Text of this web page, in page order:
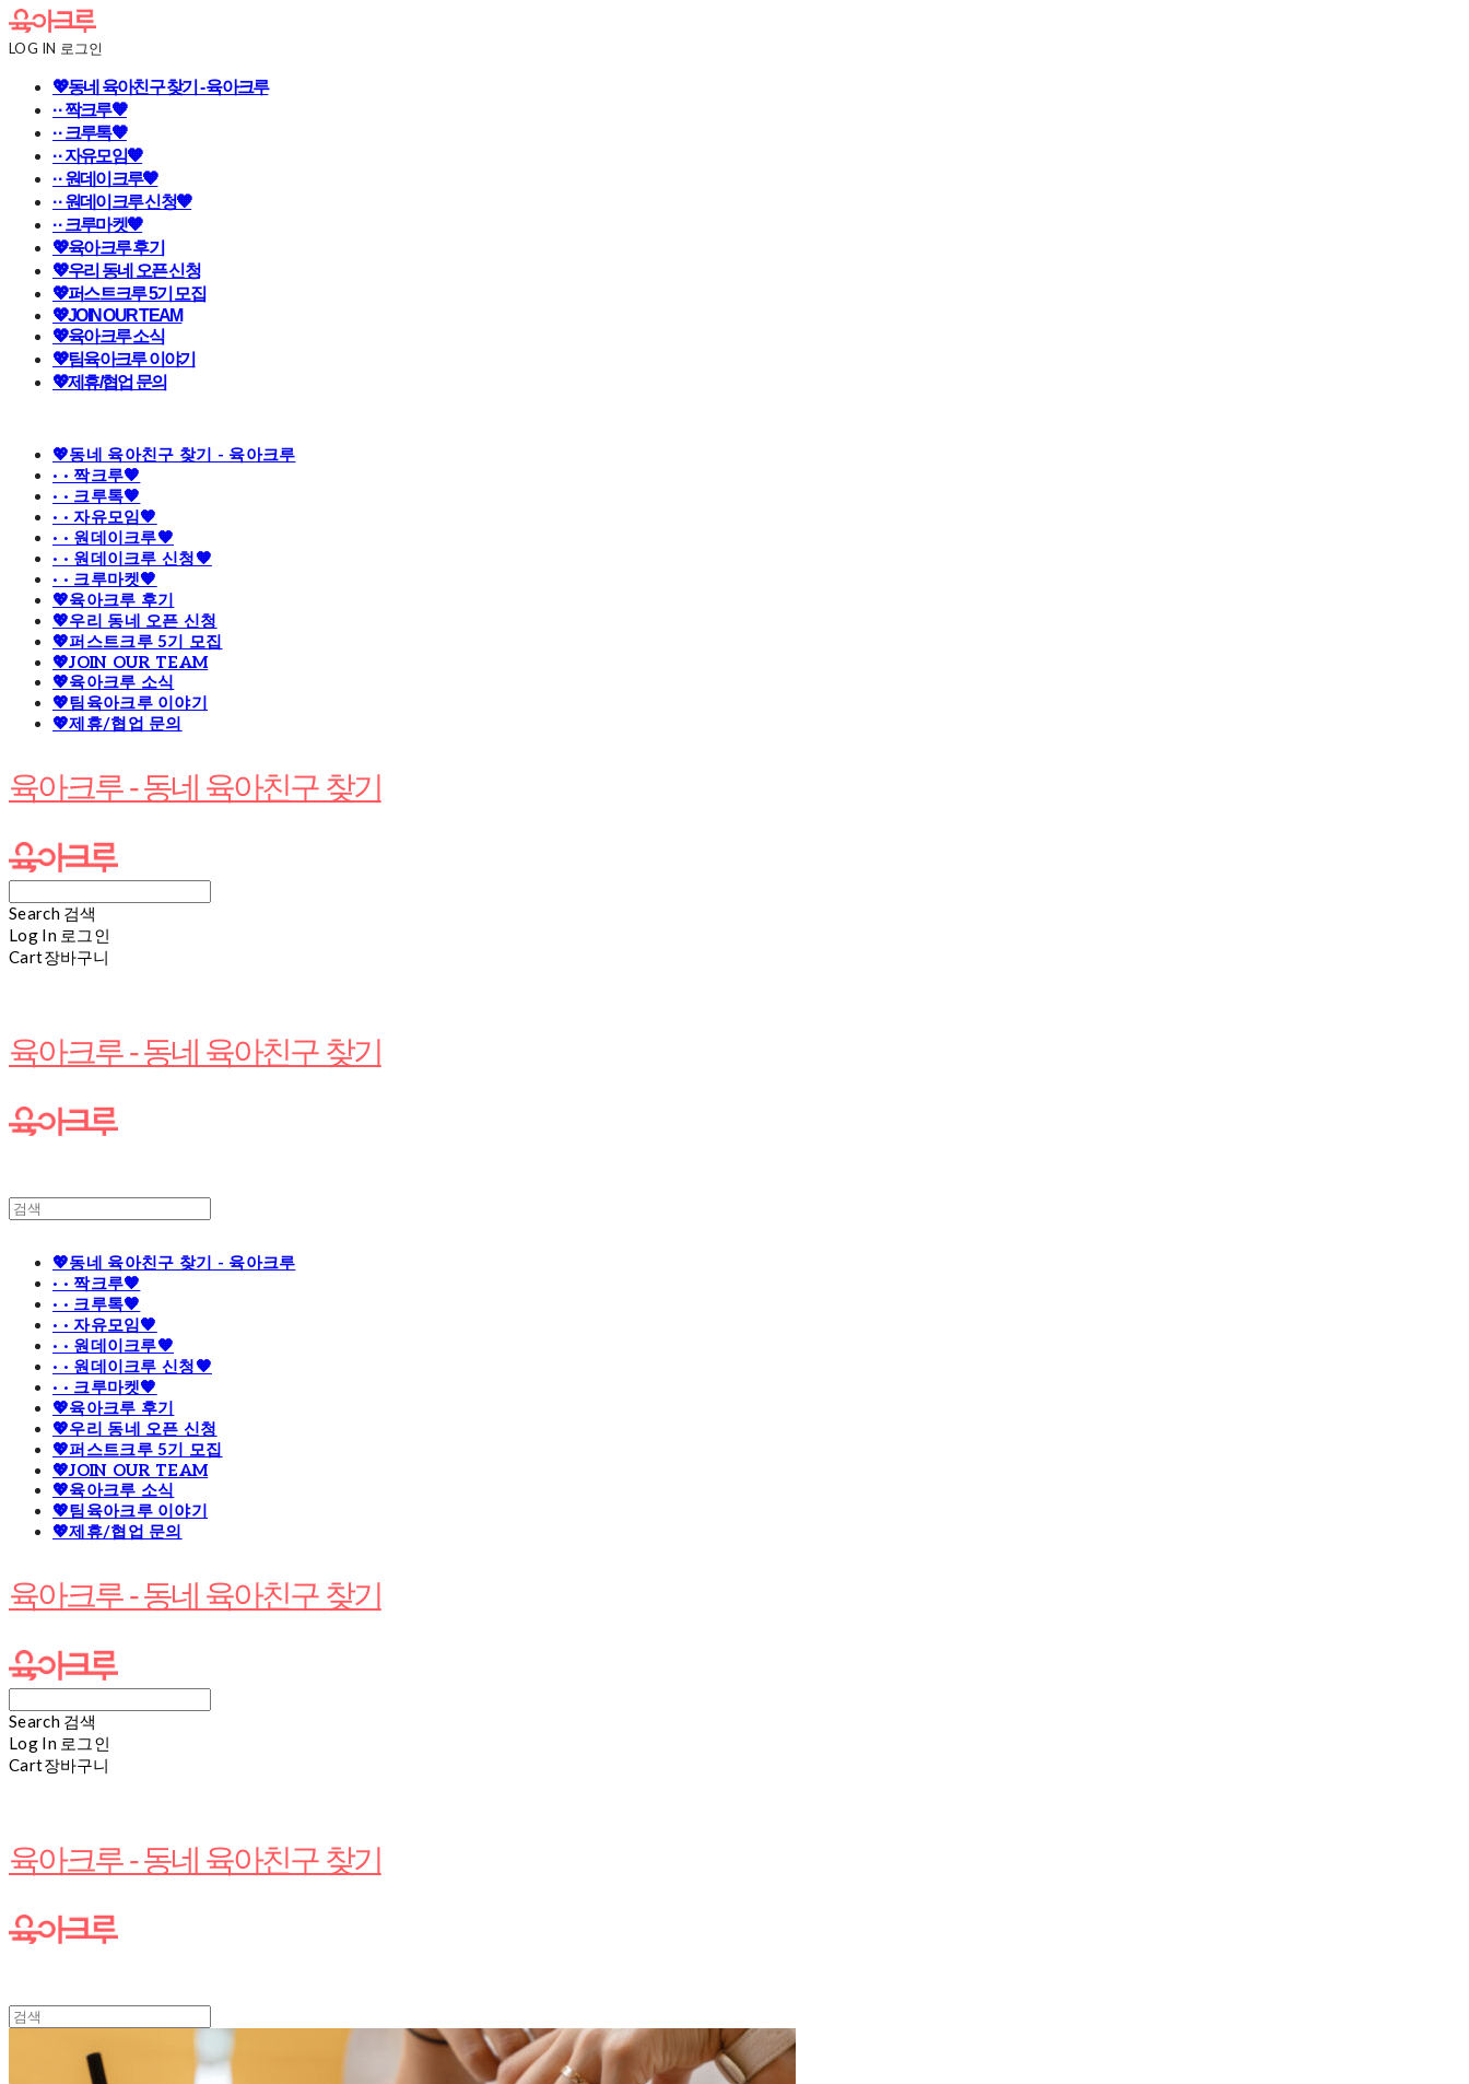
LOG IN 로그인
💖동네 육아친구 찾기 - 육아크루
· · 짝크루🧡
· · 크루톡🧡
· · 자유모임🧡
· · 원데이크루🧡
· · 원데이크루 신청🧡
· · 크루마켓🧡
💖육아크루 후기
💖우리 동네 오픈 신청
💖퍼스트크루 5기 모집
💖JOIN OUR TEAM
💖육아크루 소식
💖팀육아크루 이야기
💖제휴/협업 문의
💖동네 육아친구 찾기 - 육아크루
· · 짝크루🧡
· · 크루톡🧡
· · 자유모임🧡
· · 원데이크루🧡
· · 원데이크루 신청🧡
· · 크루마켓🧡
💖육아크루 후기
💖우리 동네 오픈 신청
💖퍼스트크루 5기 모집
💖JOIN OUR TEAM
💖육아크루 소식
💖팀육아크루 이야기
💖제휴/협업 문의
육아크루 - 동네 육아친구 찾기
Search 검색
Log In 로그인
Cart장바구니
육아크루 - 동네 육아친구 찾기
💖동네 육아친구 찾기 - 육아크루
· · 짝크루🧡
· · 크루톡🧡
· · 자유모임🧡
· · 원데이크루🧡
· · 원데이크루 신청🧡
· · 크루마켓🧡
💖육아크루 후기
💖우리 동네 오픈 신청
💖퍼스트크루 5기 모집
💖JOIN OUR TEAM
💖육아크루 소식
💖팀육아크루 이야기
💖제휴/협업 문의
육아크루 - 동네 육아친구 찾기
Search 검색
Log In 로그인
Cart장바구니
육아크루 - 동네 육아친구 찾기